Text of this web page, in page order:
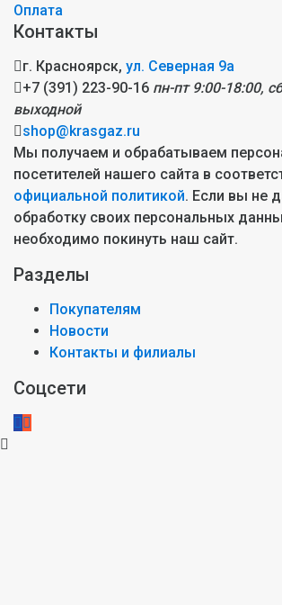
Оплата
Контакты
г. Красноярск, ул. Северная 9а
+7 (391) 223-90-16 пн-пт 9:00-18:00,
выходной
shop@krasgaz.ru
Мы получаем и обрабатываем
посетителей нашего сайта в
официальной политикой. Если вы не
обработку своих персональных
необходимо покинуть наш сайт.
Разделы
Покупателям
Новости
Контакты и филиалы
Соцсети